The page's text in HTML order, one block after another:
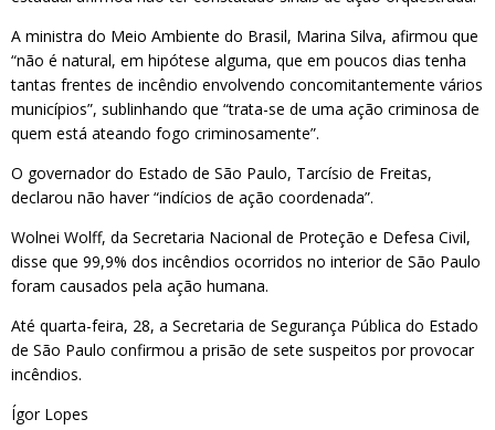
A ministra do Meio Ambiente do Brasil, Marina Silva, afirmou que
“não é natural, em hipótese alguma, que em poucos dias tenha
tantas frentes de incêndio envolvendo concomitantemente vários
municípios”, sublinhando que “trata-se de uma ação criminosa de
quem está ateando fogo criminosamente”.
O governador do Estado de São Paulo, Tarcísio de Freitas,
declarou não haver “indícios de ação coordenada”.
Wolnei Wolff, da Secretaria Nacional de Proteção e Defesa Civil,
disse que 99,9% dos incêndios ocorridos no interior de São Paulo
foram causados pela ação humana.
Até quarta-feira, 28, a Secretaria de Segurança Pública do Estado
de São Paulo confirmou a prisão de sete suspeitos por provocar
incêndios.
Ígor Lopes